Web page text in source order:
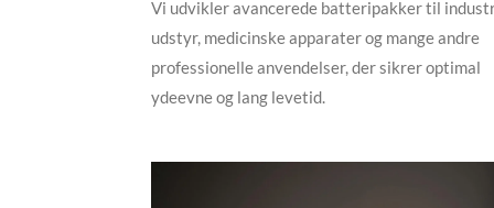
Vi udvikler avancerede batteripakker til
udstyr, medicinske apparater og mange andre
professionelle anvendelser, der sikrer optimal
ydeevne og lang levetid.